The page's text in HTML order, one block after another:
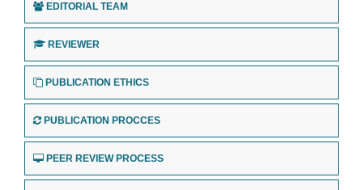
EDITORIAL TEAM
REVIEWER
PUBLICATION ETHICS
PUBLICATION PROCCES
PEER REVIEW PROCESS